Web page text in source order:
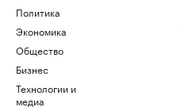
Политика
Экономика
Общество
Бизнес
Технологии и
медиа